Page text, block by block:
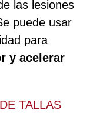
las lesiones
puede usar
para
y acelerar
TALLAS